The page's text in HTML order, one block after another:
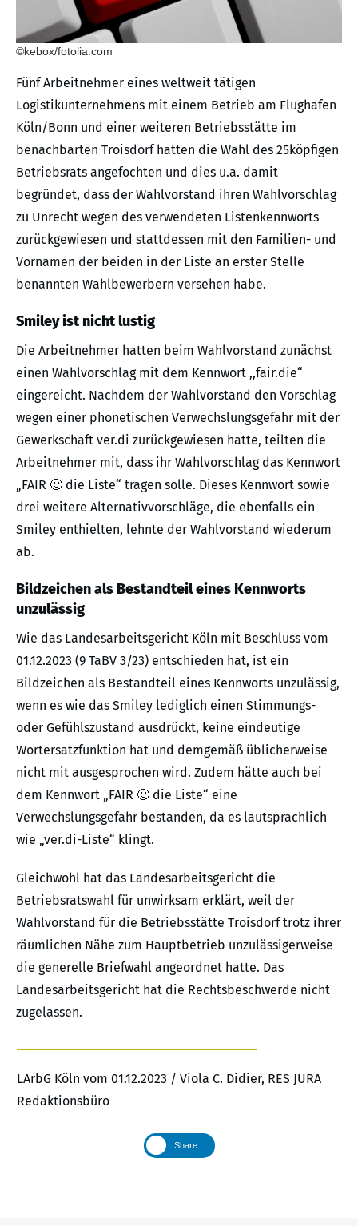
©kebox/fotolia.com
Fünf Arbeitnehmer eines weltweit tätigen
Logistikunternehmens mit einem Betrieb am Flughafen
Köln/Bonn und einer weiteren Betriebsstätte im
benachbarten Troisdorf hatten die Wahl des 25köpfigen
Betriebsrats angefochten und dies u.a. damit
begründet, dass der Wahlvorstand ihren Wahlvorschlag
zu Unrecht wegen des verwendeten Listenkennworts
zurückgewiesen und stattdessen mit den Familien- und
Vornamen der beiden in der Liste an erster Stelle
benannten Wahlbewerbern versehen habe.
Smiley ist nicht lustig
Die Arbeitnehmer hatten beim Wahlvorstand zunächst
einen Wahlvorschlag mit dem Kennwort ,,fair.die“
eingereicht. Nachdem der Wahlvorstand den Vorschlag
wegen einer phonetischen Verwechslungsgefahr mit der
Gewerkschaft ver.di zurückgewiesen hatte, teilten die
Arbeitnehmer mit, dass ihr Wahlvorschlag das Kennwort
„FAIR 🙂 die Liste“ tragen solle. Dieses Kennwort sowie
drei weitere Alternativvorschläge, die ebenfalls ein
Smiley enthielten, lehnte der Wahlvorstand wiederum
ab.
Bildzeichen als Bestandteil eines Kennworts
unzulässig
Wie das Landesarbeitsgericht Köln mit Beschluss vom
01.12.2023 (9 TaBV 3/23) entschieden hat, ist ein
Bildzeichen als Bestandteil eines Kennworts unzulässig,
wenn es wie das Smiley lediglich einen Stimmungs-
oder Gefühlszustand ausdrückt, keine eindeutige
Wortersatzfunktion hat und demgemäß üblicherweise
nicht mit ausgesprochen wird. Zudem hätte auch bei
dem Kennwort „FAIR 🙂 die Liste“ eine
Verwechslungsgefahr bestanden, da es lautsprachlich
wie „ver.di-Liste“ klingt.
Gleichwohl hat das Landesarbeitsgericht die
Betriebsratswahl für unwirksam erklärt, weil der
Wahlvorstand für die Betriebsstätte Troisdorf trotz ihrer
räumlichen Nähe zum Hauptbetrieb unzulässigerweise
die generelle Briefwahl angeordnet hatte. Das
Landesarbeitsgericht hat die Rechtsbeschwerde nicht
zugelassen.
LArbG Köln vom 01.12.2023 / Viola C. Didier, RES JURA
Redaktionsbüro
Share